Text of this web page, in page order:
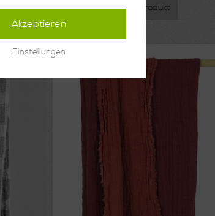
Zum Produkt
Akzeptieren
Einstellungen